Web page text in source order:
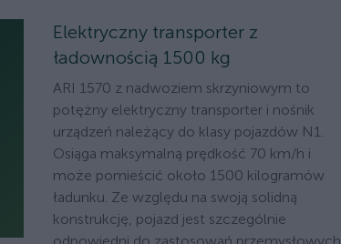
Elektryczny transporter z
ładownością 1500 kg
ARI 1570 z nadwoziem skrzyniowym to
potężny elektryczny transporter i nośnik
urządzeń należący do klasy pojazdów N1.
Osiąga maksymalną prędkość 70 km/h i
może pomieścić około 1500 kilogramów
ładunku. Ze względu na swoją solidną
konstrukcję, pojazd jest szczególnie